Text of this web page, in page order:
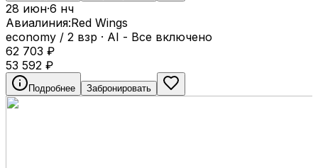
28 июн·6 нч
Авиалиния:Red Wings
economy / 2 взр · AI - Все включено
62 703 ₽
53 592 ₽
Подробнее Забронировать